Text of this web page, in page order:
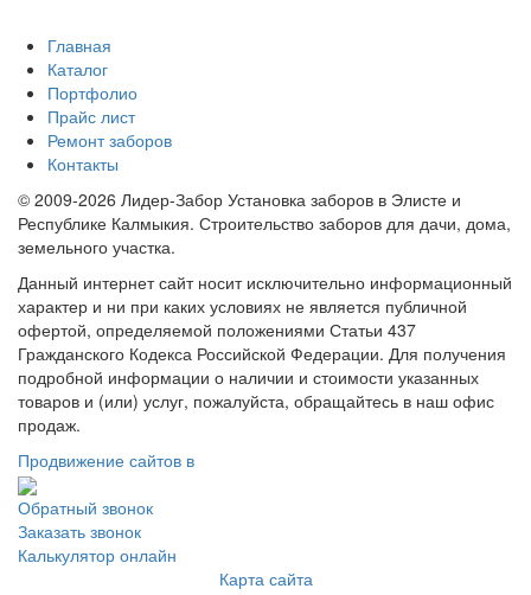
Главная
Каталог
Портфолио
Прайс лист
Ремонт заборов
Контакты
© 2009-2026 Лидер-Забор Установка заборов в Элисте и
Республике Калмыкия. Строительство заборов для дачи, дома,
земельного участка.
Данный интернет сайт носит исключительно информационный
характер и ни при каких условиях не является публичной
офертой, определяемой положениями Статьи 437
Гражданского Кодекса Российской Федерации. Для получения
подробной информации о наличии и стоимости указанных
товаров и (или) услуг, пожалуйста, обращайтесь в наш офис
продаж.
Продвижение сайтов в
Обратный звонок
Заказать звонок
Калькулятор онлайн
Карта сайта